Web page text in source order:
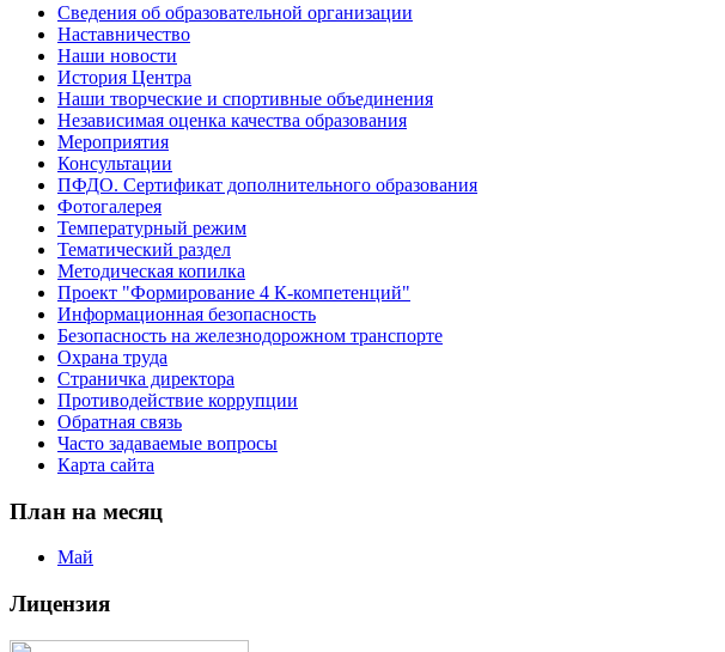
Сведения об образовательной организации
Наставничество
Наши новости
История Центра
Наши творческие и спортивные объединения
Независимая оценка качества образования
Мероприятия
Консультации
ПФДО. Сертификат дополнительного образования
Фотогалерея
Температурный режим
Тематический раздел
Методическая копилка
Проект "Формирование 4 К-компетенций"
Информационная безопасность
Безопасность на железнодорожном транспорте
Охрана труда
Страничка директора
Противодействие коррупции
Обратная связь
Часто задаваемые вопросы
Карта сайта
План на месяц
Май
Лицензия